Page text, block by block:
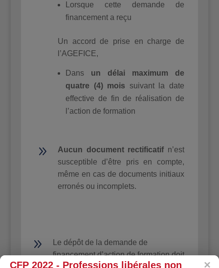
Lorsque cette demande de
financement a reçu
Un accord de prise en charge de
l’AGEFICE,
Dans un délai maximum
de
quatre (4) mois suivant la date
effective de fin de réalisation de
l’action de formation
9 Aucun document rectificatif n’est
susceptible d’être pris en compte,
même en cas de documents initiaux
erronés ou incomplets.
9
Le dépôt de la demande de
financement d’action de formation doit
CFP 2022 - Professions libérales non